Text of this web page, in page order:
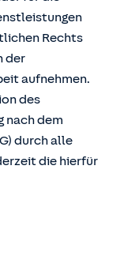
Rechts
der
aufnehmen.
des
nach dem
durch alle
die hierfür